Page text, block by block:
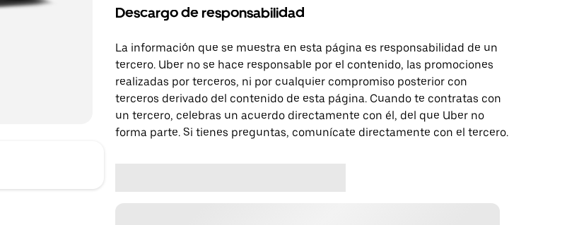
Descargo de responsabilidad
La información que se muestra en esta página es responsabilidad de un
tercero. Uber no se hace responsable por el contenido, las promociones
realizadas por terceros, ni por cualquier compromiso posterior con
terceros derivado del contenido de esta página. Cuando te contratas con
un tercero, celebras un acuerdo directamente con él, del que Uber no
forma parte. Si tienes preguntas, comunícate directamente con el tercero.